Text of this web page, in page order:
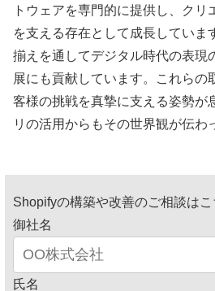
トウェアを専門的に提供し、クリ
を支える存在として成長していま
揃えを通してデジタル時代の表現
展にも貢献しています。これらの
客様の挑戦を真摯に支える姿勢が
リの活用からもその世界観が伝わ
Shopifyの構築や改善のご相談はこ
御社名
氏名